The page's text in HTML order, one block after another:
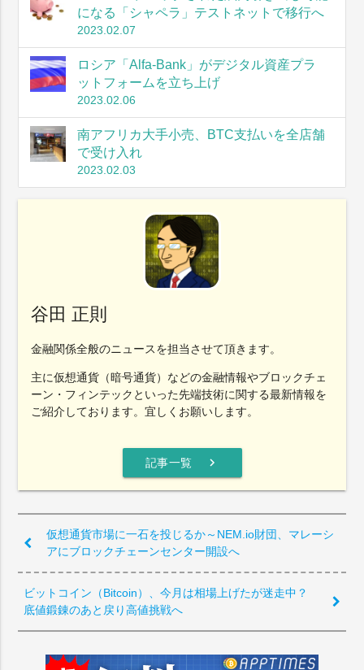
になる「シャペラ」テストネットで移行へ
2023.02.07
ロシア「Alfa-Bank」がデジタル資産プラ
ットフォームを立ち上げ
2023.02.06
南アフリカ大手小売、BTC支払いを全店舗
で受け入れ
2023.02.03
谷田 正則
金融関係全般のニュースを担当させて頂きます。
主に仮想通貨（暗号通貨）などの金融情報やブロックチェ
ーン・フィンテックといった先端技術に関する最新情報を
ご紹介しております。宜しくお願いします。
記事一覧 chevron_right
仮想通貨市場に一石を投じるか～NEM.io財団、マレーシ
アにブロックチェーンセンター開設へ
ビットコイン（Bitcoin）、今月は相場上げたが迷走中？
底値鍛錬のあと戻り高値挑戦へ